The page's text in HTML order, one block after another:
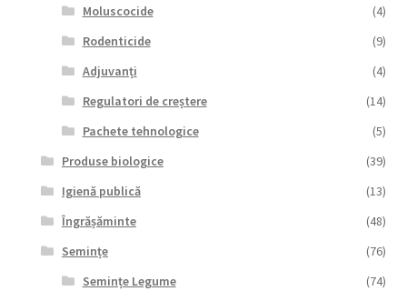
Moluscocide
(4)
Rodenticide
(9)
Adjuvanți
(4)
Regulatori de creștere
(14)
Pachete tehnologice
(5)
Produse biologice
(39)
Igienă publică
(13)
Îngrășăminte
(48)
Semințe
(76)
Semințe Legume
(74)